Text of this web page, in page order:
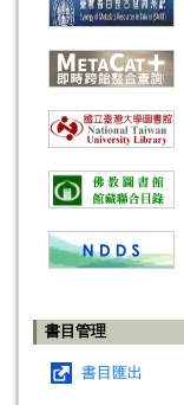
書目管理
書目匯出